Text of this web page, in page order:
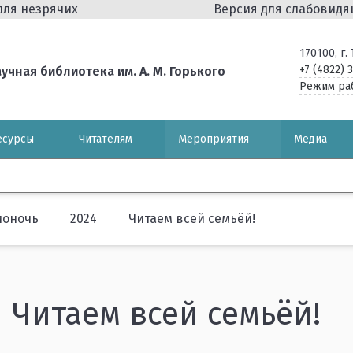
незрячих Версия для
библиотека им. А. М. Горького
170100,
+7 (4822)
Режим
Читателям Мероприятия Медиа
2024 Читаем всей семьёй!
Читаем всей семьёй!